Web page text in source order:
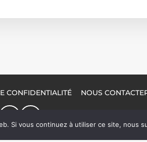
CONFIDENTIALITÉ NOUS
Si vous continuez à utiliser ce site, nous